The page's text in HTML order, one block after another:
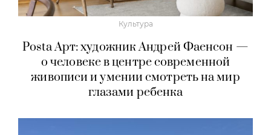
Культура
Posta Арт: художник Андрей Фаенсон —
о человеке в центре современной
живописи и умении смотреть на мир
глазами ребенка